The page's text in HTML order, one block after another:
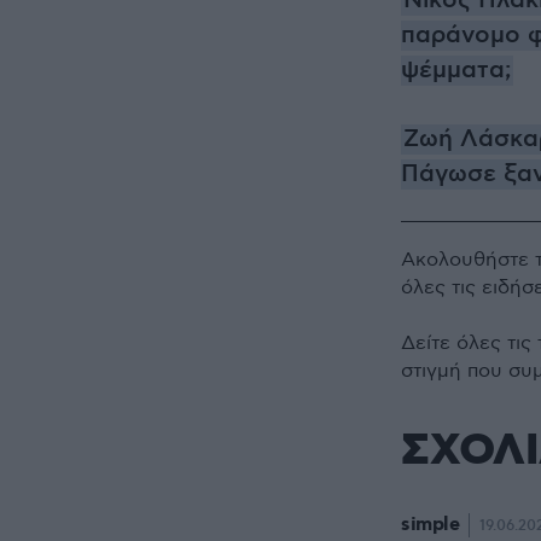
παράνομο
ψέμματα;
Ζωή
Πάγωσε
Ακολουθήστε
όλες τις
Δείτε όλες τις
στιγμή που
simple